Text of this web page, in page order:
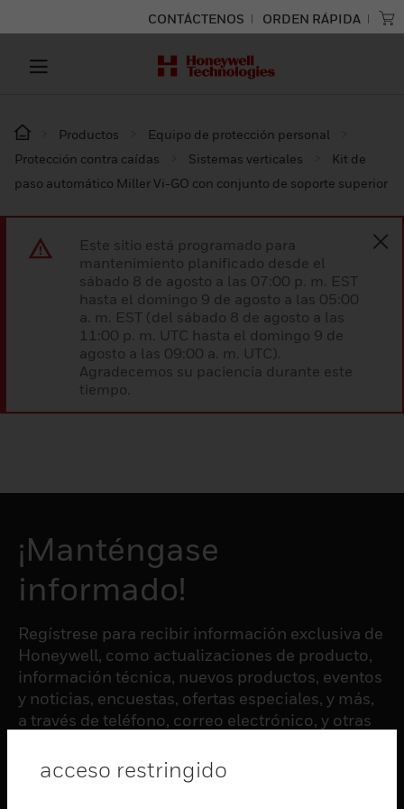
CONTÁCTENOS ORDEN RÁPIDA
Productos
Equipo de protección personal
Protección contra caídas
Sistemas verticales
Kit de
paso automático Miller Vi-GO con conjunto de soporte superior
Este sitio está programado para
mantenimiento planificado desde el
sábado 8 de agosto a las 07:00 p. m. EST
hasta el domingo 9 de agosto a las 05:00
a. m. EST (del sábado 8 de agosto a las
11:00 p. m. UTC hasta el domingo 9 de
agosto a las 09:00 a. m. UTC).
Agradecemos su paciencia durante este
tiempo.
¡Manténgase
informado!
Regístrese para recibir información exclusiva de
Honeywell, como actualizaciones de producto,
información técnica, nuevos productos, eventos
y noticias, encuestas, ofertas especiales, y más,
a través de teléfono, correo electrónico, y otras
acceso restringido